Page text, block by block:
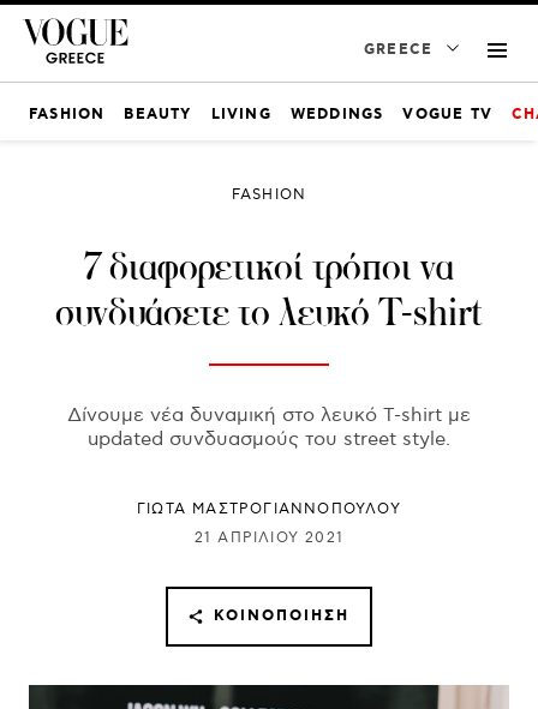
GREECE
FASHION BEAUTY LIVING WEDDINGS VOGUE TV
FASHION
7 διαφορετικοί τρόποι να
συνδυάσετε το λευκό T-shirt
Δίνουμε νέα δυναμική στο λευκό T-shirt με
updated συνδυασμούς του street style.
ΓΙΩΤΑ ΜΑΣΤΡΟΓΙΑΝΝΟΠΟΥΛΟΥ
21 ΑΠΡΙΛΊΟΥ 2021
ΚΟΙΝΟΠΟΊΗΣΗ